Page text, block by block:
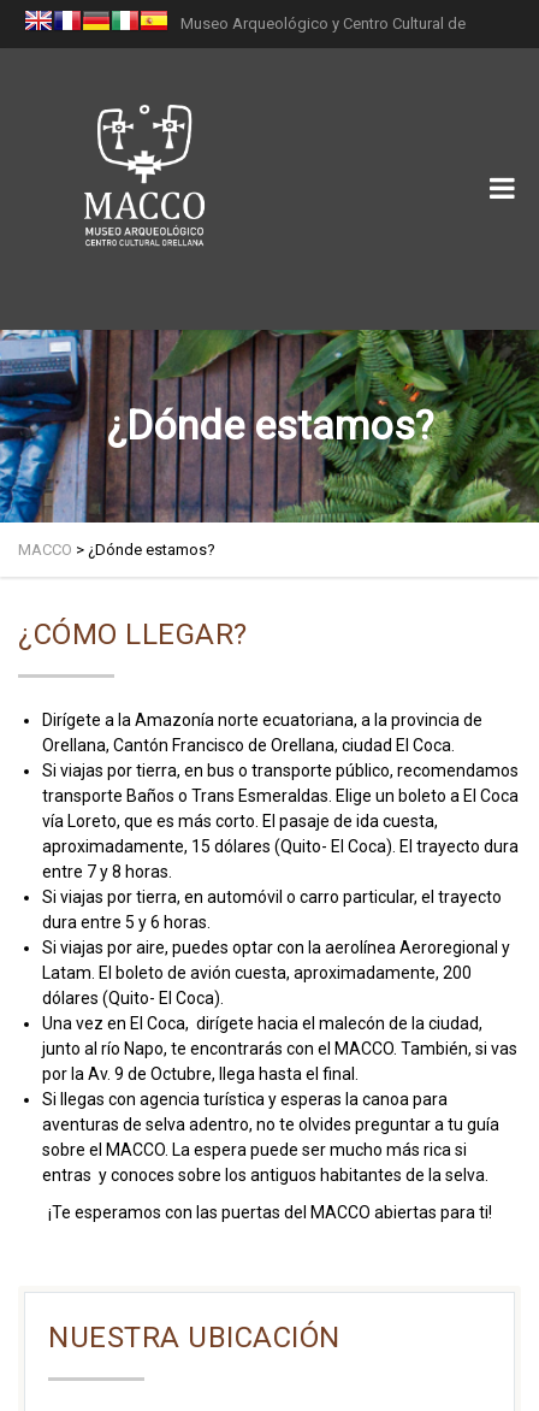
Museo Arqueológico y Centro Cultural de
¿Dónde estamos?
MACCO > ¿Dónde estamos?
¿CÓMO LLEGAR?
Dirígete a la Amazonía norte ecuatoriana, a la provincia de
Orellana, Cantón Francisco de Orellana, ciudad El Coca.
Si viajas por tierra, en bus o transporte público, recomendamos
transporte Baños o Trans Esmeraldas. Elige un boleto a El Coca
vía Loreto, que es más corto. El pasaje de ida cuesta,
aproximadamente, 15 dólares (Quito- El Coca). El trayecto dura
entre 7 y 8 horas.
Si viajas por tierra, en automóvil o carro particular, el trayecto
dura entre 5 y 6 horas.
Si viajas por aire, puedes optar con la aerolínea Aeroregional y
Latam. El boleto de avión cuesta, aproximadamente, 200
dólares (Quito- El Coca).
Una vez en El Coca, dirígete hacia el malecón de la ciudad,
junto al río Napo, te encontrarás con el MACCO. También, si vas
por la Av. 9 de Octubre, llega hasta el final.
Si llegas con agencia turística y esperas la canoa para
aventuras de selva adentro, no te olvides preguntar a tu guía
sobre el MACCO. La espera puede ser mucho más rica si
entras y conoces sobre los antiguos habitantes de la selva.
¡Te esperamos con las puertas del MACCO abiertas para ti!
NUESTRA UBICACIÓN